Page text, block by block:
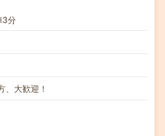
3分
、大歓迎！